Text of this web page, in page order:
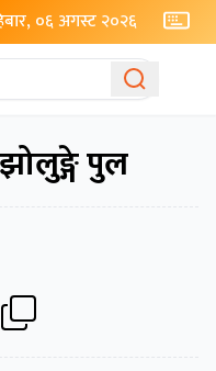
०६ अगस्ट २०२६
पुल